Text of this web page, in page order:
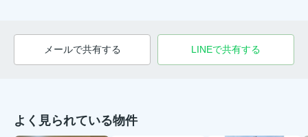
メールで共有する LINEで共有する
よく見られている物件